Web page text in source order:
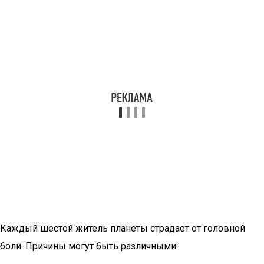
Каждый шестой житель планеты страдает от головной
боли. Причины могут быть различными: